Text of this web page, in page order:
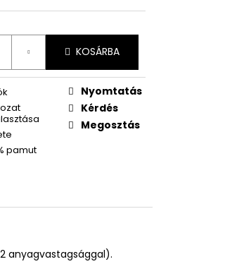
KOSÁRBA
pamut
Nyomtatás
Kérdés
Megosztás
anyagvastagsággal).